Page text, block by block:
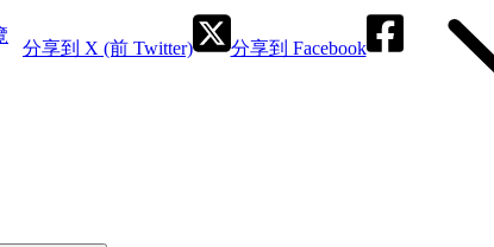
分享到 X (前 Twitter) 分享到 Facebook